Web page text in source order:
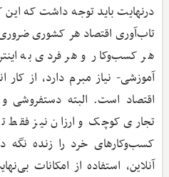
درنهایت باید توجه داشت که
تاب‌آوری اقتصاد هر کشوری
هر کسب‌وکار و هر فردی به
آموزشی- نیاز مبرم دارد، از کار
اقتصاد است. البته دستفروشی و
تجاری کوچک و ارزان نیز فقط
کسب‌وکارهای خرد را زنده نگه
آنلاین، استفاده از امکانات